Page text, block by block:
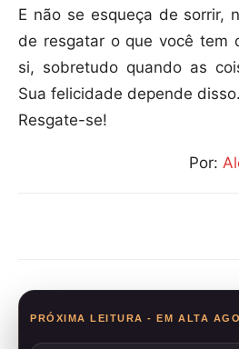
E não se esqueça de sorrir,
de resgatar o que você tem
si, sobretudo quando as
Sua felicidade depende disso.
Resgate-se!
Por:
PRÓXIMA LEITURA - EM ALTA